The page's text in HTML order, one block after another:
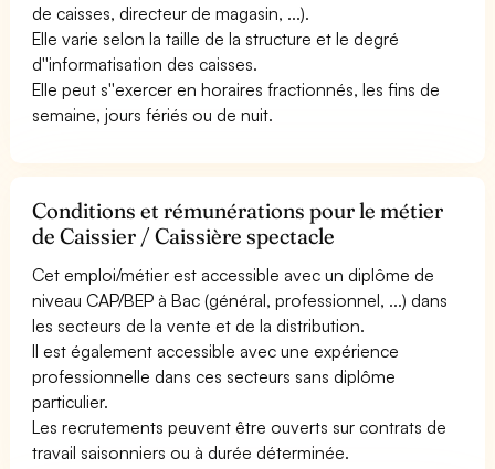
de caisses, directeur de magasin, ...).
Elle varie selon la taille de la structure et le degré
d''informatisation des caisses.
Elle peut s''exercer en horaires fractionnés, les fins de
semaine, jours fériés ou de nuit.
Conditions et rémunérations pour le métier
de Caissier / Caissière spectacle
Cet emploi/métier est accessible avec un diplôme de
niveau CAP/BEP à Bac (général, professionnel, ...) dans
les secteurs de la vente et de la distribution.
Il est également accessible avec une expérience
professionnelle dans ces secteurs sans diplôme
particulier.
Les recrutements peuvent être ouverts sur contrats de
travail saisonniers ou à durée déterminée.